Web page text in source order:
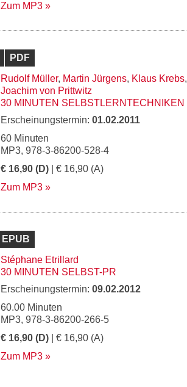
Zum MP3
PDF
Rudolf Müller, Martin Jürgens, Klaus Krebs,
Joachim von Prittwitz
30 MINUTEN SELBSTLERNTECHNIKEN
Erscheinungstermin: 01.02.2011
60 Minuten
MP3, 978-3-86200-528-4
€ 16,90 (D) | € 16,90 (A)
Zum MP3
EPUB
Stéphane Etrillard
30 MINUTEN SELBST-PR
Erscheinungstermin: 09.02.2012
60.00 Minuten
MP3, 978-3-86200-266-5
€ 16,90 (D) | € 16,90 (A)
Zum MP3